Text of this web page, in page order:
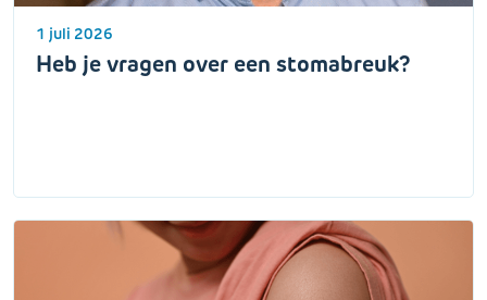
1 juli 2026
Heb je vragen over een stomabreuk?